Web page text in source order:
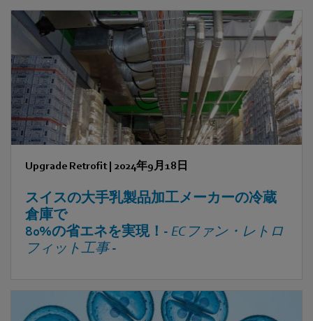
却塔の性能を評価する上で欠かせない要
素です。中国の空調設備メーカー大手で
あるKINFITは2023年、ebm‑papstと提携
し、半導体施設の冷却塔システムを刷新
し大幅な省エネ化を実現しました。
Upgrade Retrofit| 2024年9月18日
スイスの大手乳製品加工メーカーの冷蔵
倉庫で
80%の省エネを実現！- ECファン・レトロ
フィット工事-